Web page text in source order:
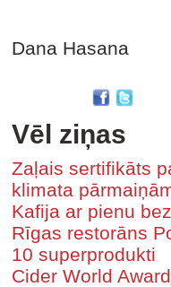
Dana Hasana
Vēl ziņas
Zaļais sertifikāts
klimata
Kafija ar pienu
Rīgas restorāns
10 superprodukti
Cider World